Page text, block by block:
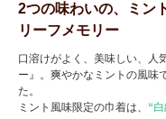
2つの味わいの、ミン
リーフメモリー
口溶けがよく、美味しい、人
ー』。爽やかなミントの風味
た。
ミント風味限定の巾着は、 “